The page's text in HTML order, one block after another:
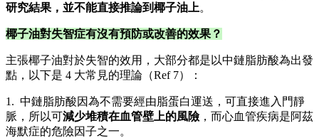
研究結果，並不能直接推論到椰子油上。
椰子油對失智症有沒有預防或改善的效果？
主張椰子油對於失智的效用，大部分都是以中鏈脂肪酸為出發
點，以下是 4 大常見的理論（Ref 7）：
1. 中鏈脂肪酸因為不需要經由脂蛋白運送，可直接進入門靜
脈，所以可減少堆積在血管壁上的風險 ，而心血管疾病是阿茲
海默症的危險因子之一。